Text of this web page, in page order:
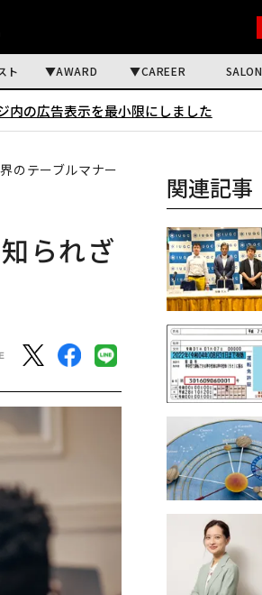
ト AWARD CAREER SALON
内の広告表示を最小限にしました
のテーブルマナー
られざ
関連記事